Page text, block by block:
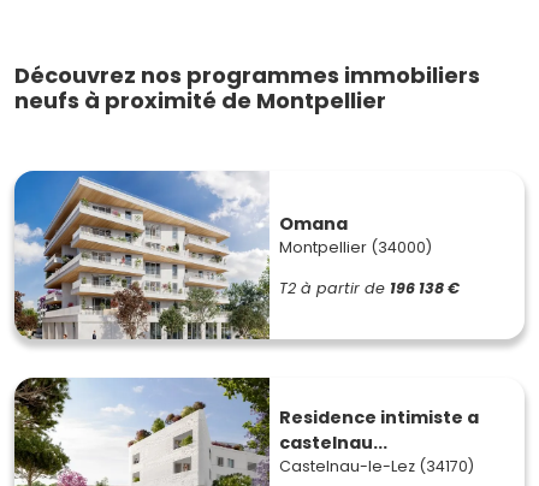
Découvrez nos programmes immobiliers
neufs à proximité de Montpellier
Omana
Montpellier (34000)
T2 à partir de 196 138 €
Residence intimiste a
castelnau...
Castelnau-le-Lez (34170)